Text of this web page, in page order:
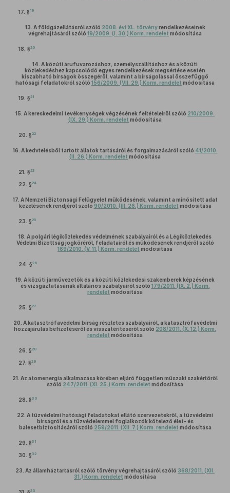
17. § 19
13. A földgázellátásról szóló 2008. évi XL. törvényrendelkezéseinek
végrehajtásáról szóló 19/2009. (I. 30.) Korm. rendelet módosítása
18. §20
14. A közúti árufuvarozáshoz, személyszállításhoz és a közúti
közlekedéshez kapcsolódó egyes rendelkezések megsértése esetén
kiszabható bírságok összegéről, valamint a bírságolással összefüggő
hatósági feladatokról szóló 156/2009. (VII. 29.) Korm. rendelet módosítása
19. §21
15. A kereskedelmi tevékenységek végzésének feltételeiről szóló 210/2009.
(IX. 29.) Korm. rendelet módosítása
20. §22
16. A kedvtelésből tartott állatok tartásáról és forgalmazásáról szóló 41/2010.
(II. 26.) Korm. rendelet módosítása
21. §23
22. §24
17. A Nemzeti Biztonsági Felügyelet működésének, valamint a minősített adat
kezelésének rendjéről szóló 90/2010. (III. 26.) Korm. rendelet módosítása
23. §25
18. A polgári légiközlekedés védelmének szabályairól és a Légiközlekedés
Védelmi Bizottság jogköréről, feladatairól és működésének rendjéről szóló
169/2010. (V. 11.) Korm. rendelet módosítása
24. §26
19. A közúti járművezetők és a közúti közlekedési szakemberek képzésének
és vizsgáztatásának általános szabályairól szóló 179/2011. (IX. 2.) Korm.
rendelet módosítása
25. §27
20. A katasztrófavédelmi bírság részletes szabályairól, a katasztrófavédelmi
hozzájárulás befizetéséről és visszatérítéséről szóló 208/2011. (X. 12.) Korm.
rendelet módosítása
26. §28
27. §29
21. Az atomenergia alkalmazása körében eljáró független műszaki szakértőről
szóló 247/2011. (XI. 25.) Korm. rendelet módosítása
28. §30
22. A tűzvédelmi hatósági feladatokat ellátó szervezetekről, a tűzvédelmi
bírságról és a tűzvédelemmel foglalkozók kötelező élet- és
balesetbiztosításáról szóló 259/2011. (XII. 7.) Korm. rendelet módosítása
29. §31
30. §32
23. Az államháztartásról szóló törvény végrehajtásáról szóló 368/2011. (XII.
31.) Korm. rendelet módosítása
33